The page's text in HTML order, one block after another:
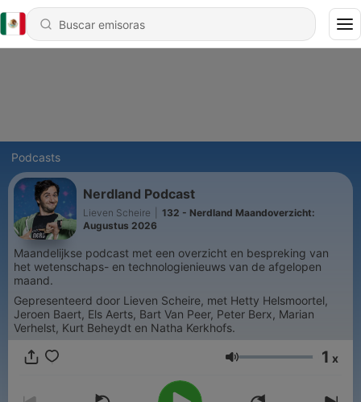
Podcasts
Nerdland Podcast
Lieven Scheire
132 - Nerdland Maandoverzicht:
Augustus 2026
Maandelijkse podcast met een overzicht en bespreking van
het wetenschaps- en technologienieuws van de afgelopen
maand.
Gepresenteerd door Lieven Scheire, met Hetty Helsmoortel,
Jeroen Baert, Els Aerts, Bart Van Peer, Peter Berx, Marian
Verhelst, Kurt Beheydt en Natha Kerkhofs.
Volumen 1 x